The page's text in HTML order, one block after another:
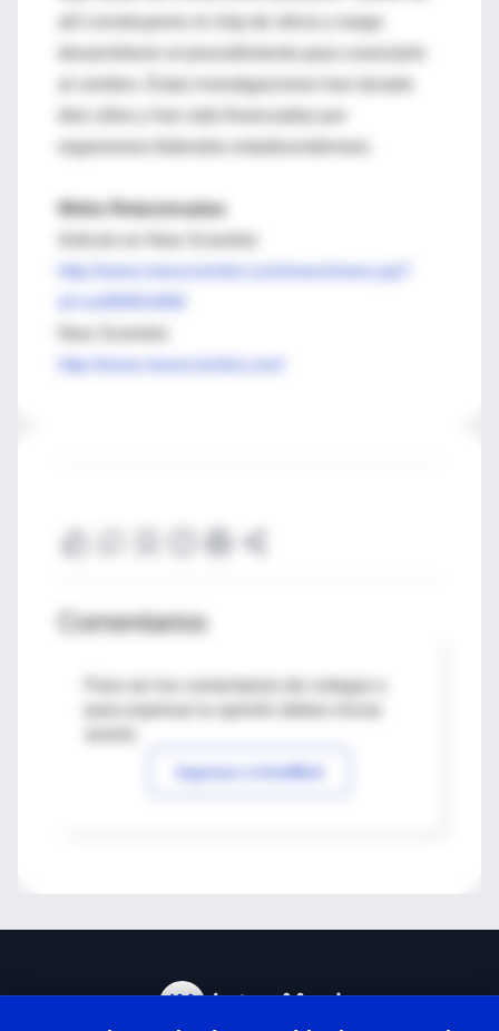
ahí construyeron el chip de silicio y luego
al cerebro. Estas investigaciones han durado
organismos federales estadounidenses.
Webs Relacionadas
Comentarios
Para ver los comentarios de colegas o
Ingresar a IntraMed